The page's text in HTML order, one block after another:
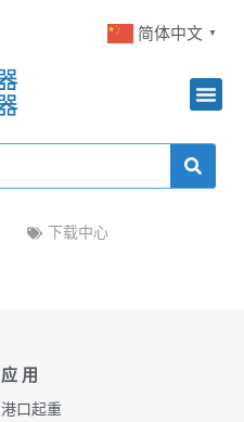
简体中文 ▼
下载中心
应 用
港口起重